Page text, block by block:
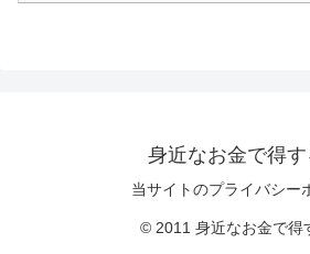
身近なお金で得
当サイトのプライバシー
© 2011 身近なお金で得